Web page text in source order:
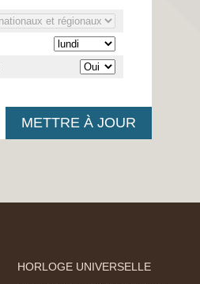
HORLOGE UNIVERSELLE